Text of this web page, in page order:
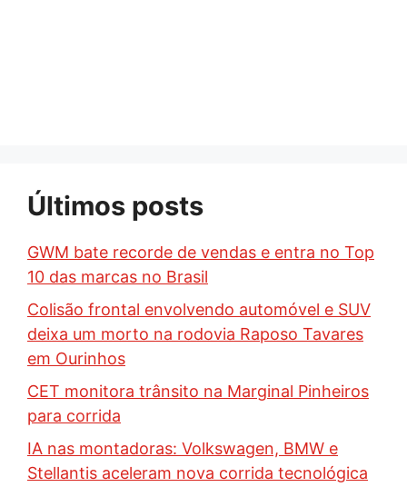
Últimos posts
GWM bate recorde de vendas e entra no Top
10 das marcas no Brasil
Colisão frontal envolvendo automóvel e SUV
deixa um morto na rodovia Raposo Tavares
em Ourinhos
CET monitora trânsito na Marginal Pinheiros
para corrida
IA nas montadoras: Volkswagen, BMW e
Stellantis aceleram nova corrida tecnológica